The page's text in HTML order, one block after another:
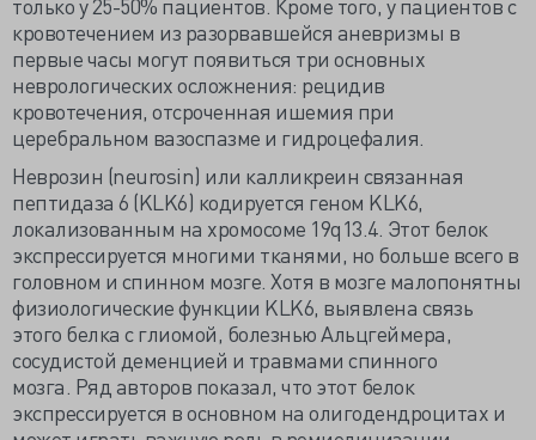
кровотечением из разорвавшейся аневризмы в
первые часы могут появиться три основных
неврологических осложнения: рецидив
кровотечения, отсроченная ишемия при
церебральном вазоспазме и гидроцефалия.
Неврозин (neurosin) или калликреин связанная
пептидаза 6 (KLK6) кодируется геном KLK6,
локализованным на хромосоме 19q13.4. Этот белок
экспрессируется многими тканями, но больше всего в
головном и спинном мозге. Хотя в мозге малопонятны
физиологические функции KLK6, выявлена связь
этого белка с глиомой, болезнью Альцгеймера,
сосудистой деменцией и травмами спинного
мозга. Ряд авторов показал, что этот белок
экспрессируется в основном на олигодендроцитах и